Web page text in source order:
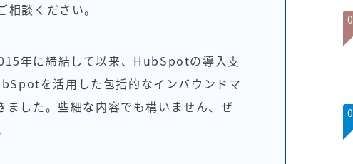
談ください。
年に締結して以来、HubSpotの導入支
を活用した包括的なインバウンドマ
ました。些細な内容でも構いません、ぜ